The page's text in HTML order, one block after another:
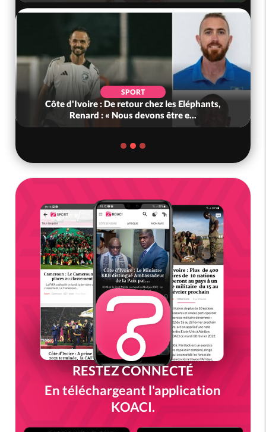
SPORT
Côte d'Ivoire : De retour chez les Eléphants,
Renard : « Nous devons être e...
RESTEZ CONNECTÉ
En téléchargeant l'application
KOACI.